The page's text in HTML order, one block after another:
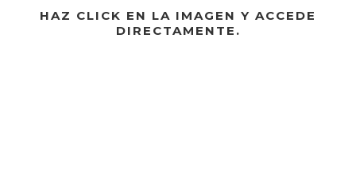
HAZ CLICK EN LA IMAGEN Y ACCEDE
DIRECTAMENTE.